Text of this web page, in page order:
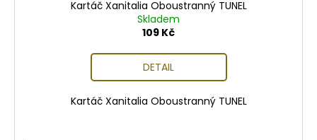
Kartáč Xanitalia Oboustranný TUNEL
Skladem
109 Kč
DETAIL
Kartáč Xanitalia Oboustranný TUNEL